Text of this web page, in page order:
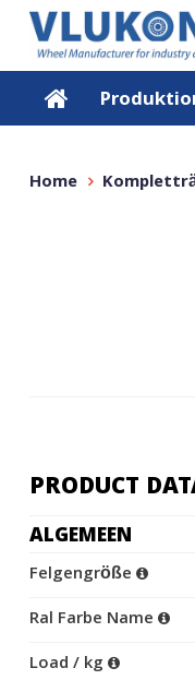
Home
PRODUCT
ALGEMEEN
Felgengröße
Ral Farbe Name
Load / kg